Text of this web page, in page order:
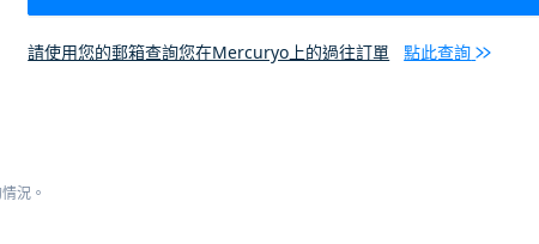
請使用您的郵箱查詢您在Mercuryo上的過往訂單 點此查詢
況。